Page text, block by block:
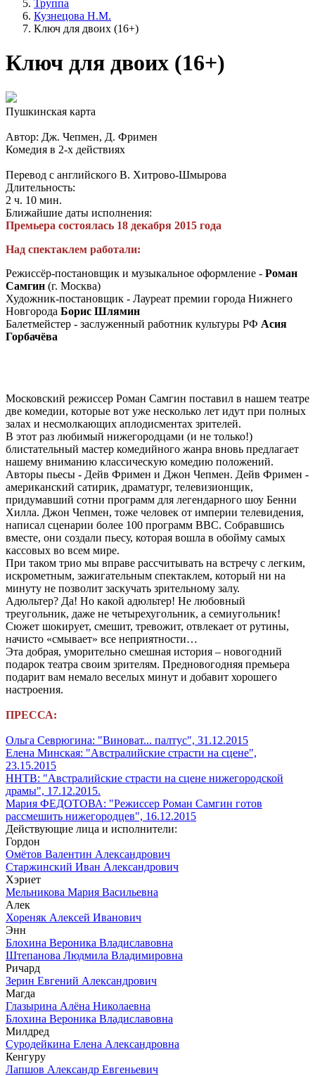
Труппа
Кузнецова Н.М.
Ключ для двоих (16+)
Ключ для двоих (16+)
Пушкинская карта
Автор: Дж. Чепмен, Д. Фримен
Комедия в 2-х действиях
Перевод с английского В. Хитрово-Шмырова
Длительность:
2 ч. 10 мин.
Ближайшие даты исполнения:
Премьера состоялась 18 декабря 2015 года
Над спектаклем работали:
Режиссёр-постановщик и музыкальное оформление - Роман
Самгин (г. Москва)
Художник-постановщик - Лауреат премии города Нижнего
Новгорода Борис Шлямин
Балетмейстер - заслуженный работник культуры РФ Асия
Горбачёва
Московский режиссер Роман Самгин поставил в нашем театре
две комедии, которые вот уже несколько лет идут при полных
залах и несмолкающих аплодисментах зрителей.
В этот раз любимый нижегородцами (и не только!)
блистательный мастер комедийного жанра вновь предлагает
нашему вниманию классическую комедию положений.
Авторы пьесы - Дейв Фримен и Джон Чепмен. Дейв Фримен -
американский сатирик, драматург, телевизионщик,
придумавший сотни программ для легендарного шоу Бенни
Хилла. Джон Чепмен, тоже человек от империи телевидения,
написал сценарии более 100 программ BBC. Собравшись
вместе, они создали пьесу, которая вошла в обойму самых
кассовых во всем мире.
При таком трио мы вправе рассчитывать на встречу с легким,
искрометным, зажигательным спектаклем, который ни на
минуту не позволит заскучать зрительному залу.
Адюльтер? Да! Но какой адюльтер! Не любовный
треугольник, даже не четырехугольник, а семиугольник!
Сюжет шокирует, смешит, тревожит, отвлекает от рутины,
начисто «смывает» все неприятности…
Эта добрая, уморительно смешная история – новогодний
подарок театра своим зрителям. Предновогодняя премьера
подарит вам немало веселых минут и добавит хорошего
настроения.
ПРЕССА:
Ольга Севрюгина: "Виноват... палтус", 31.12.2015
Елена Минская: "Австралийские страсти на сцене",
23.15.2015
ННТВ: "Австралийские страсти на сцене нижегородской
драмы", 17.12.2015.
Мария ФЕДОТОВА: "Режиссер Роман Самгин готов
рассмешить нижегородцев", 16.12.2015
Действующие лица и исполнители:
Гордон
Омётов Валентин Александрович
Старжинский Иван Александрович
Хэриет
Мельникова Мария Васильевна
Алек
Хореняк Алексей Иванович
Энн
Блохина Вероника Владиславовна
Штепанова Людмила Владимировна
Ричард
Зерин Евгений Александрович
Магда
Глазырина Алёна Николаевна
Блохина Вероника Владиславовна
Милдред
Суродейкина Елена Александровна
Кенгуру
Лапшов Александр Евгеньевич